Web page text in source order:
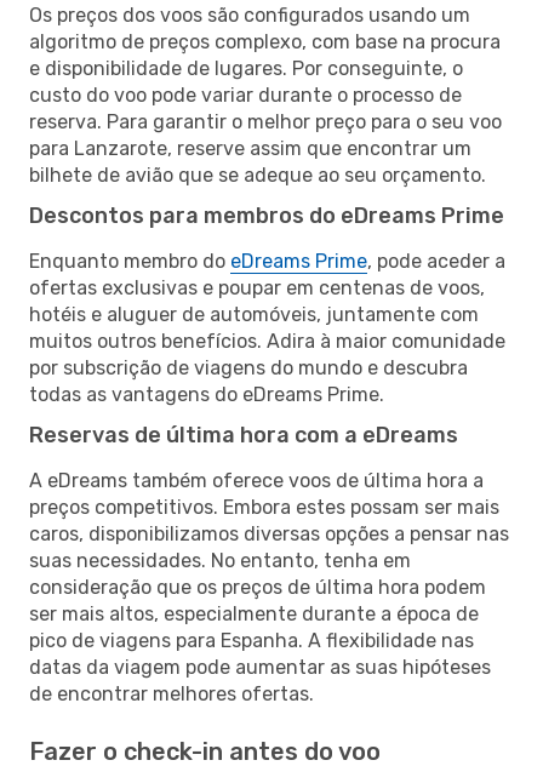
Os preços dos voos são configurados usando um
algoritmo de preços complexo, com base na procura
e disponibilidade de lugares. Por conseguinte, o
custo do voo pode variar durante o processo de
reserva. Para garantir o melhor preço para o seu voo
para Lanzarote, reserve assim que encontrar um
bilhete de avião que se adeque ao seu orçamento.
Descontos para membros do eDreams Prime
Enquanto membro do eDreams Prime, pode aceder a
ofertas exclusivas e poupar em centenas de voos,
hotéis e aluguer de automóveis, juntamente com
muitos outros benefícios. Adira à maior comunidade
por subscrição de viagens do mundo e descubra
todas as vantagens do eDreams Prime.
Reservas de última hora com a eDreams
A eDreams também oferece voos de última hora a
preços competitivos. Embora estes possam ser mais
caros, disponibilizamos diversas opções a pensar nas
suas necessidades. No entanto, tenha em
consideração que os preços de última hora podem
ser mais altos, especialmente durante a época de
pico de viagens para Espanha. A flexibilidade nas
datas da viagem pode aumentar as suas hipóteses
de encontrar melhores ofertas.
Fazer o check-in antes do voo